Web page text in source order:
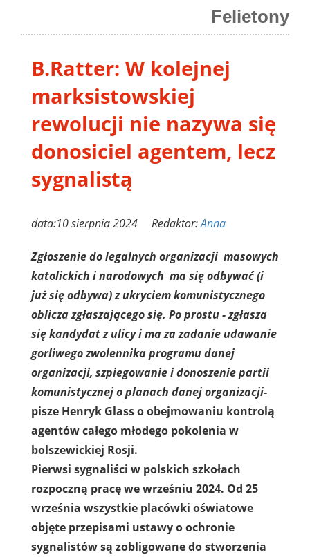
Felietony
B.Ratter: W kolejnej
marksistowskiej
rewolucji nie nazywa się
donosiciel agentem, lecz
sygnalistą
data:10 sierpnia 2024 Redaktor:Anna
Zgłoszenie do legalnych organizacji masowych
katolickich i narodowych ma się odbywać (i
już się odbywa) z ukryciem komunistycznego
oblicza zgłaszającego się. Po prostu - zgłasza
się kandydat z ulicy i ma za zadanie udawanie
gorliwego zwolennika programu danej
organizacji, szpiegowanie i donoszenie partii
komunistycznej o planach danej organizacji-
pisze Henryk Glass o obejmowaniu kontrolą
agentów całego młodego pokolenia w
bolszewickiej Rosji.
Pierwsi sygnaliści w polskich szkołach
rozpoczną pracę we wrześniu 2024. Od 25
września wszystkie placówki oświatowe
objęte przepisami ustawy o ochronie
sygnalistów są zobligowane do stworzenia